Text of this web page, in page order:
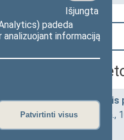
Išjungta
padeda
informaciją
Patvirtinti visus
reikalų
reikalų komiteto neeilinis
13:15
Seimo III r., 1 a.,